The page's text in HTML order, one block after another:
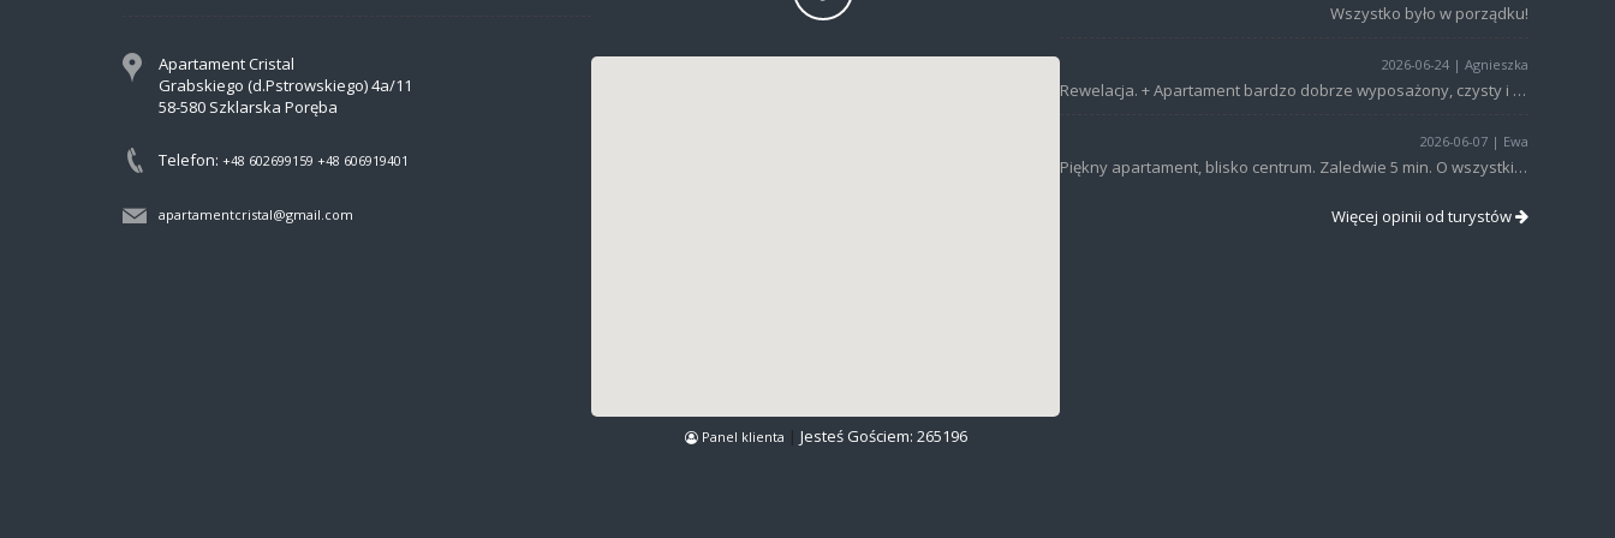
Apartament Cristal
Grabskiego (d.Pstrowskiego) 4a/11
58-580 Szklarska Poręba
Telefon: +48 602699159 +48 606919401
apartamentcristal@gmail.com
Panel klienta | Jesteś Gościem: 265196
Wszystko było w porządku!
2026-06-24 | Agnieszka
Rewelacja. + Apartament bardzo dobrze wyposażony, czysty i zadbany, kilka kroków do centrum. Perfekcyjny kontakt z właścicielem. Polecam go znajomym.
2026-06-07 | Ewa
Piękny apartament, blisko centrum. Zaledwie 5 min. O wszystkim pomyślano: zmywarka, czajnik, mikrofala, lodówka, nawet igła i nici. Super.
Więcej opinii od turystów